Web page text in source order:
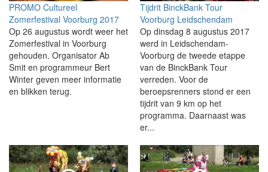
PROMO Cultureel
Zomerfestival Voorburg 2017
Op 26 augustus wordt weer het
Zomerfestival in Voorburg
gehouden. Organisator Ab
Smit en programmeur Bert
Winter geven meer informatie
en blikken terug.
Tijdrit BinckBank Tour
Voorburg Leidschendam
Op dinsdag 8 augustus 2017
werd in Leidschendam-
Voorburg de tweede etappe
van de BinckBank Tour
verreden. Voor de
beroepsrenners stond er een
tijdrit van 9 km op het
programma. Daarnaast was
er...